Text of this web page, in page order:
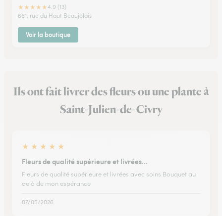
★★★★★4.9 (13)
661, rue du Haut Beaujolais
Voir la boutique
Ils ont fait livrer des fleurs ou une plante à
Saint-Julien-de-Civry
★ ★ ★ ★ ★
Fleurs de qualité supérieure et livrées…
Fleurs de qualité supérieure et livrées avec soins Bouquet au
delà de mon espérance
07/05/2026